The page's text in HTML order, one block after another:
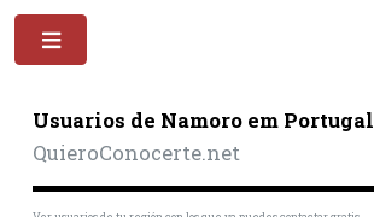
Usuarios de Namoro em Portugal
QuieroConocerte.net